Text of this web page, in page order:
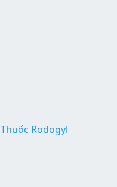
Thuốc Rodogyl